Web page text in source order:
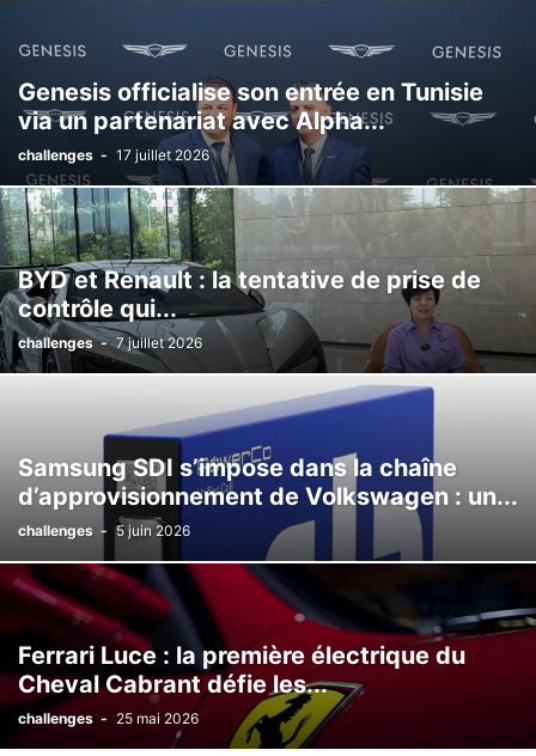
Genesis officialise son entrée en Tunisie
via un partenariat avec Alpha...
challenges - 17 juillet 2026
BYD et Renault : la tentative de prise de
contrôle qui...
challenges - 7 juillet 2026
Samsung SDI s’impose dans la chaîne
d’approvisionnement de Volkswagen : un...
challenges - 5 juin 2026
Ferrari Luce : la première électrique du
Cheval Cabrant défie les...
challenges - 25 mai 2026